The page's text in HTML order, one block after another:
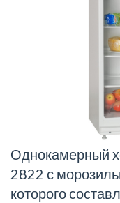
Однокамерный
2822 с
которого